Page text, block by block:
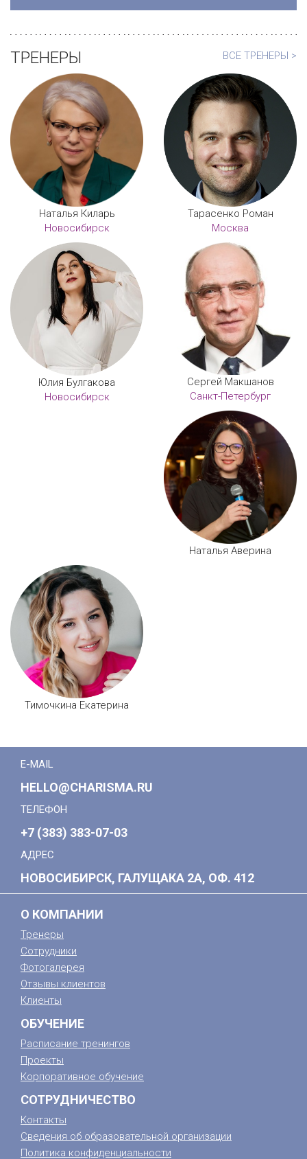
ВСЕ ТРЕНЕРЫ >
ТРЕНЕРЫ
Наталья Киларь
Новосибирск
Тарасенко Роман
Москва
Юлия Булгакова
Новосибирск
Сергей Макшанов
Санкт-Петербург
Наталья Аверина
Тимочкина Екатерина
E-MAIL
HELLO@CHARISMA.RU
ТЕЛЕФОН
+7 (383) 383-07-03
АДРЕС
НОВОСИБИРСК, ГАЛУЩАКА 2А, ОФ. 412
О КОМПАНИИ
Тренеры
Сотрудники
Фотогалерея
Отзывы клиентов
Клиенты
ОБУЧЕНИЕ
Расписание тренингов
Проекты
Корпоративное обучение
СОТРУДНИЧЕСТВО
Контакты
Сведения об образовательной организации
Политика конфиденциальности